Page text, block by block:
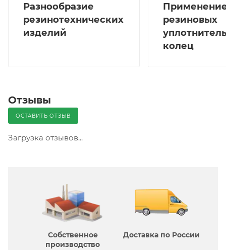
Разнообразие
резинотехнических
изделий
резиновых
колец
Отзывы
ОСТАВИТЬ ОТЗЫВ
Загрузка отзывов...
Собственное
производcтво
Доставка по России